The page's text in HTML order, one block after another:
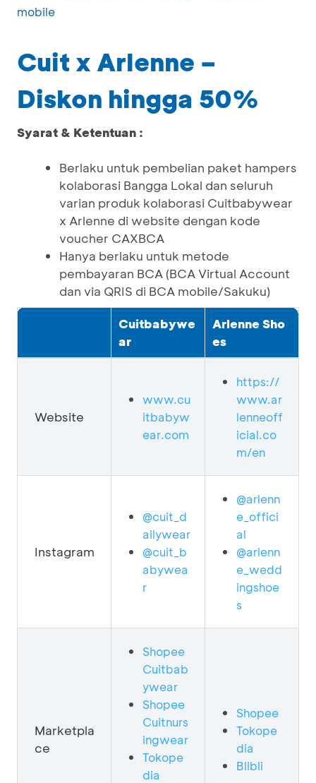
mobile
Cuit x Arlenne –
Diskon hingga 50%
Syarat & Ketentuan :
Berlaku untuk pembelian paket hampers
kolaborasi Bangga Lokal dan seluruh
varian produk kolaborasi Cuitbabywear
x Arlenne di website dengan kode
voucher CAXBCA
Hanya berlaku untuk metode
pembayaran BCA (BCA Virtual Account
dan via QRIS di BCA mobile/Sakuku)
Cuitbabywe
ar
Arlenne Sho
es
Website
www.cu
itbabyw
ear.com
https://
www.ar
lenneoff
icial.co
m/en
Instagram
@cuit_d
ailywear
@cuit_b
abywea
r
@arlenn
e_offici
al
@arlenn
e_wedd
ingshoe
s
Marketpla
ce
Shopee
Cuitbab
ywear
Shopee
Cuitnurs
ingwear
Tokope
dia
Shopee
Tokope
dia
Blibli